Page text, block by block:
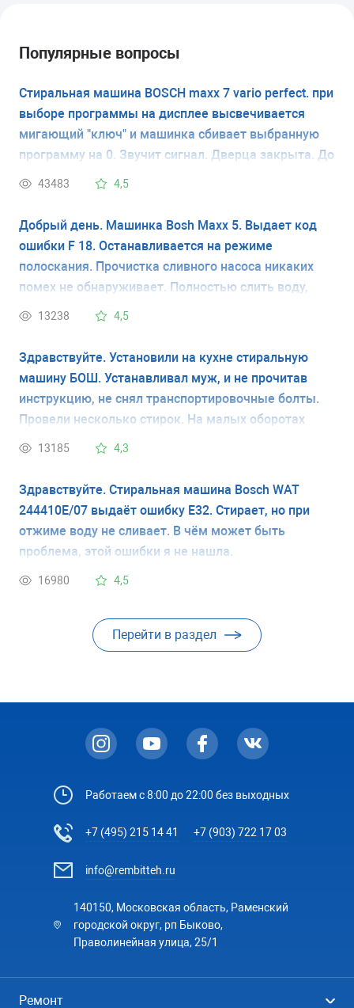
Популярные вопросы
Стиральная машина BOSCH maxx 7 vario perfect. при
выборе программы на дисплее высвечивается
мигающий "ключ" и машинка сбивает выбранную
программу на 0. Звучит сигнал. Дверца закрыта. До
этого машинка работала хорошо. У меня нет
ключ. Спасибо.
43483 4,5
Добрый день. Машинка Bosh Maxx 5. Выдает код
ошибки F 18. Останавливается на режиме
полоскания. Прочистка сливного насоса никаких
помех не обнаруживает. Полностью слить воду,
открыв пробку сливного насоса - нижний лючок
закончить стирку. На следующей стирке все
повторяется.
13238 4,5
Здравствуйте. Установили на кухне стиральную
машину БОШ. Устанавливал муж, и не прочитав
инструкцию, не снял транспортировочные болты.
Провели несколько стирок. На малых оборотах
машина не вибрировала практически, но несколько
все эти (по-моему два раза) выскакивала на
середину кухни. Скажите, за эти несколько раз не
могло ли в машинке что-то повредиться?
13185 4,3
Здравствуйте. Стиральная машина Bosch WAT
244410E/07 выдаёт ошибку Е32. Стирает, но при
отжиме воду не сливает. В чём может быть
проблема, этой ошибки я не нашла.
16980 4,5
Перейти в раздел
Работаем с 8:00 до 22:00 без выходных
+7 (495) 215 14 41 +7 (903) 722 17 03
info@rembitteh.ru
140150, Московская область, Раменский
городской округ, рп Быково,
Праволинейная улица, 25/1
Ремонт